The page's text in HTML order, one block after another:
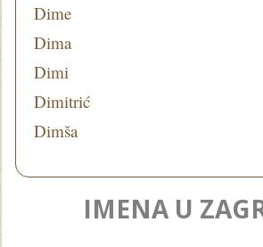
Dime
Dima
Dimi
Dimitrić
Dimša
IMENA U